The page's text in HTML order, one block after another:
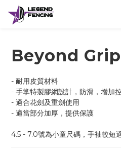
Beyond Grip
- 耐用皮質材料
- 手掌特製膠網設計，防滑，增加
- 適合花劍及重劍使用
- 適當部分加厚，提供保護
4.5 - 7.0號為小童尺碼，手袖較短